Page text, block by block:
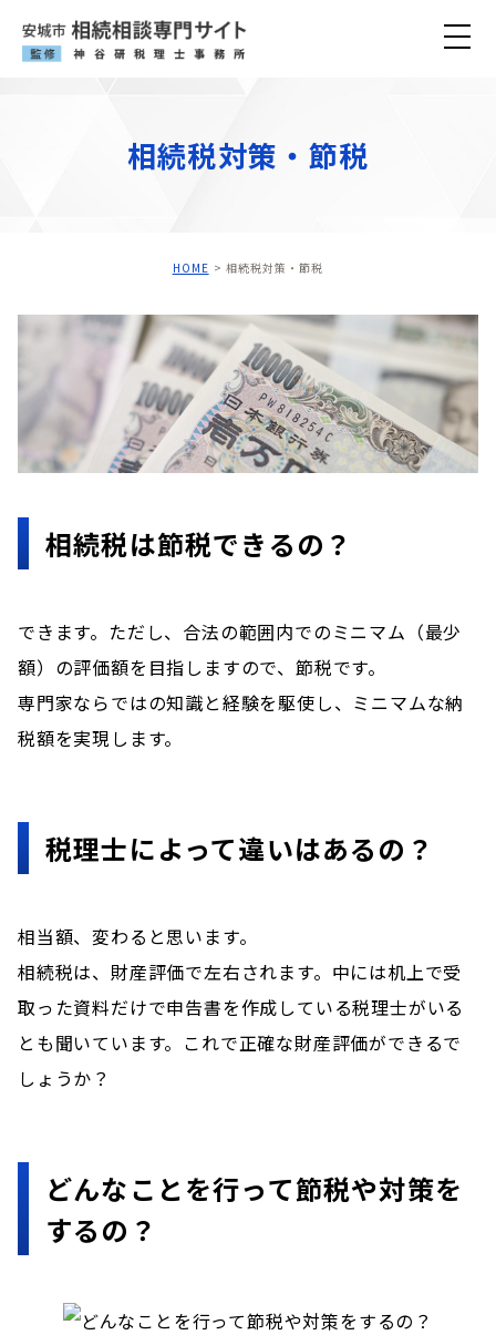
税理士神谷の強み
事務所紹介
税理士紹介
事務所ブログ
相続税対策・節税
HOME 相続税対策・節税
相続税は節税できるの？
できます。ただし、合法の範囲内でのミニマム（最少
額）の評価額を目指しますので、節税です。
専門家ならではの知識と経験を駆使し、ミニマムな納
税額を実現します。
税理士によって違いはあるの？
相当額、変わると思います。
相続税は、財産評価で左右されます。中には机上で受
取った資料だけで申告書を作成している税理士がいる
とも聞いています。これで正確な財産評価ができるで
しょうか？
どんなことを行って節税や対策を
するの？